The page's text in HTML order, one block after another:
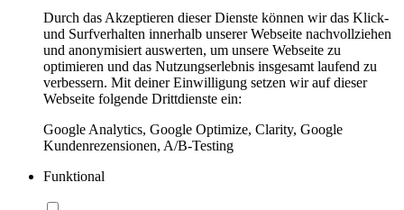
Durch das Akzeptieren dieser Dienste können wir das Klick-
und Surfverhalten innerhalb unserer Webseite nachvollziehen
und anonymisiert auswerten, um unsere Webseite zu
optimieren und das Nutzungserlebnis insgesamt laufend zu
verbessern. Mit deiner Einwilligung setzen wir auf dieser
Webseite folgende Drittdienste ein:
Google Analytics, Google Optimize, Clarity, Google
Kundenrezensionen, A/B-Testing
Funktional